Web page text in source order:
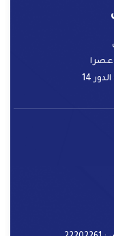
14